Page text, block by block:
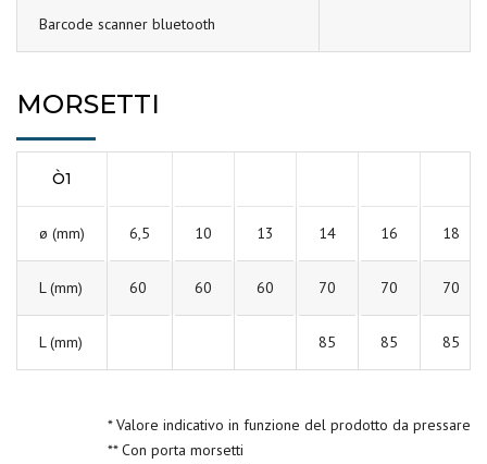
Barcode scanner bluetooth
MORSETTI
Ò1
ø (mm) 6,5 10 13 14 16 18
L (mm) 60 60 60 70 70 70
L (mm) 85 85 85
* Valore indicativo in funzione del prodotto da pressare
** Con porta morsetti